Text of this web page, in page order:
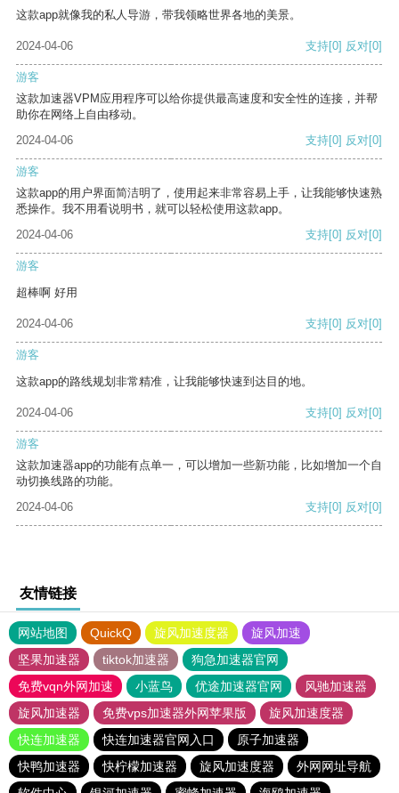
这款app就像我的私人导游，带我领略世界各地的美景。
2024-04-06 支持[0] 反对[0]
游客
这款加速器VPM应用程序可以给你提供最高速度和安全性的连接，并帮
助你在网络上自由移动。
2024-04-06
支持[0] 反对[0]
游客
这款app的用户界面简洁明了，使用起来非常容易上手，让我能够快速熟
悉操作。我不用看说明书，就可以轻松使用这款app。
2024-04-06
支持[0] 反对[0]
游客
超棒啊 好用
2024-04-06 支持[0] 反对[0]
游客
这款app的路线规划非常精准，让我能够快速到达目的地。
2024-04-06 支持[0] 反对[0]
游客
这款加速器app的功能有点单一，可以增加一些新功能，比如增加一个自
动切换线路的功能。
2024-04-06
支持[0] 反对[0]
友情链接
网站地图 QuickQ 旋风加速度器
旋风加速
坚果加速器
tiktok加速器
狗急加速器官网
免费vqn外网加速
小蓝鸟 优途加速器官网
风驰加速器
旋风加速器
免费vps加速器外网苹果版
旋风加速度器
快连加速器
快连加速器官网入口
原子加速器
快鸭加速器
快柠檬加速器 旋风加速度器
外网网址导航